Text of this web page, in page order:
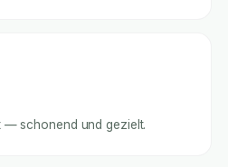
— schonend und gezielt.